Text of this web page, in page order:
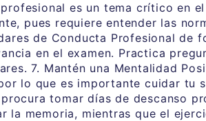
es un tema crítico en
pues requiere entender las
de Conducta Profesional de
en el examen. Practica
7. Mantén una Mentalidad
lo que es importante cuidar tu
tomar días de descanso
la memoria, mientras que el